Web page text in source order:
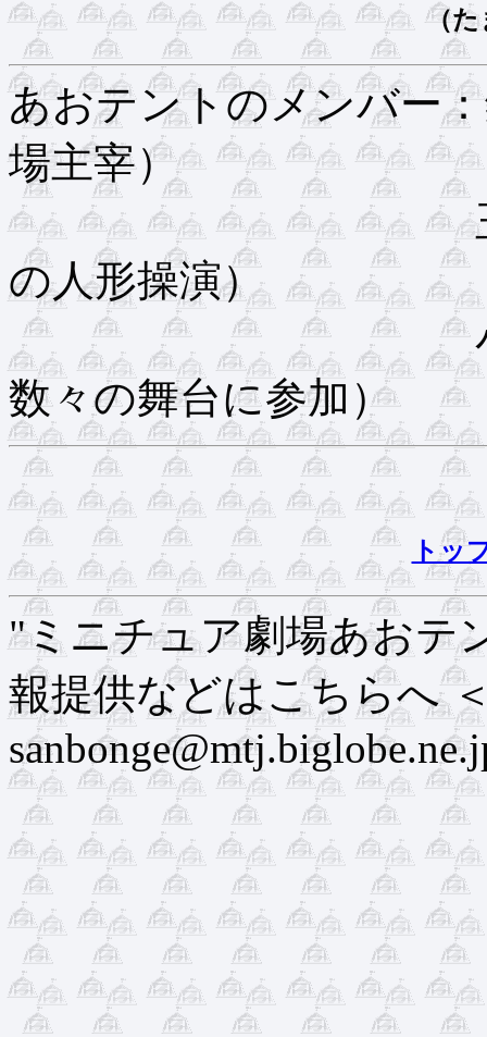
（た
あおテントのメンバー
場主宰）
玉木暢子（
の人形操演）
小川耕筰（
数々の舞台に参加）
トッ
"ミニチュア劇場あおテ
報提供などはこちらへ